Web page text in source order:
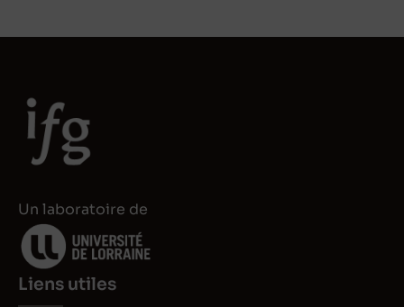
Un laboratoire de
Liens utiles